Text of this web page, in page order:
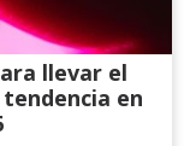
llevar el
en